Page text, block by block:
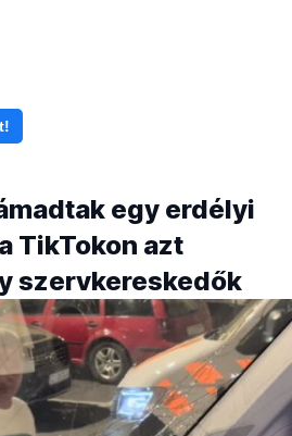
egy erdélyi
TikTokon azt
szervkereskedők